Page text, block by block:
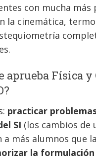
con mucha más
la cinemática,
aprueba Física
practicar
SI (los cambios de
a más alumnos que
la